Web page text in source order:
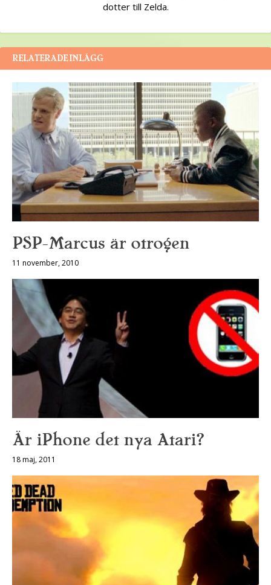
dotter till Zelda.
RELATERADE INLÄGG
PSP-Marcus är otrogen
11 november, 2010
Är iPhone det nya Atari?
18 maj, 2011